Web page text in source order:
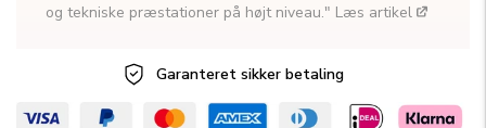
og tekniske præstationer på højt niveau." Læs artikel
Garanteret sikker betaling